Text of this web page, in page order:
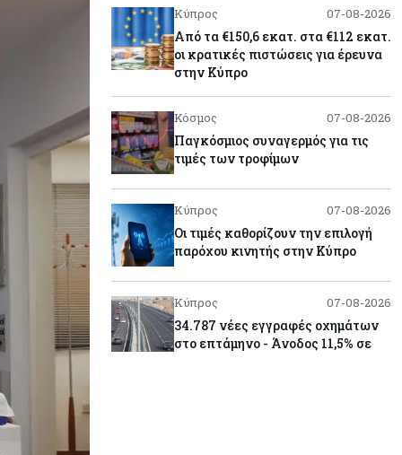
Κύπρος 07-08-2026
Από τα €150,6 εκατ. στα €112 εκατ.
οι κρατικές πιστώσεις για έρευνα
στην Κύπρο
Κόσμος 07-08-2026
Παγκόσμιος συναγερμός για τις
τιμές των τροφίμων
Κύπρος 07-08-2026
Οι τιμές καθορίζουν την επιλογή
παρόχου κινητής στην Κύπρο
Κύπρος 07-08-2026
34.787 νέες εγγραφές οχημάτων
στο επτάμηνο - Άνοδος 11,5% σε